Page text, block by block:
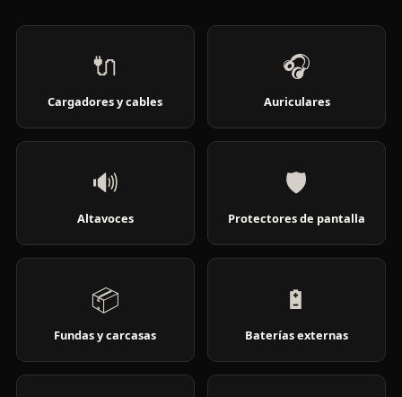
🔌
Cargadores y cables
🎧
Auriculares
🔊
Altavoces
🛡️
Protectores de pantalla
📦
Fundas y carcasas
🔋
Baterías externas